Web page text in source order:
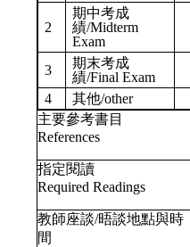
2
期中考成
績/Midterm
Exam
3
期末考成
績/Final Exam
4
其他/other
主要參考書目
References
指定閱讀
Required Readings
教師座談/晤談地點與時
間